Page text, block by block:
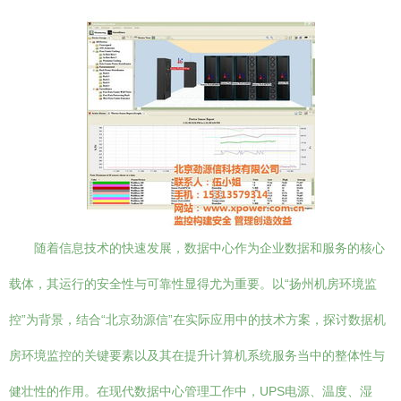
随着信息技术的快速发展，数据中心作为企业数据和服务的核心
载体，其运行的安全性与可靠性显得尤为重要。以“扬州机房环境监
控”为背景，结合“北京劲源信”在实际应用中的技术方案，探讨数据机
房环境监控的关键要素以及其在提升计算机系统服务当中的整体性与
健壮性的作用。在现代数据中心管理工作中，UPS电源、温度、湿